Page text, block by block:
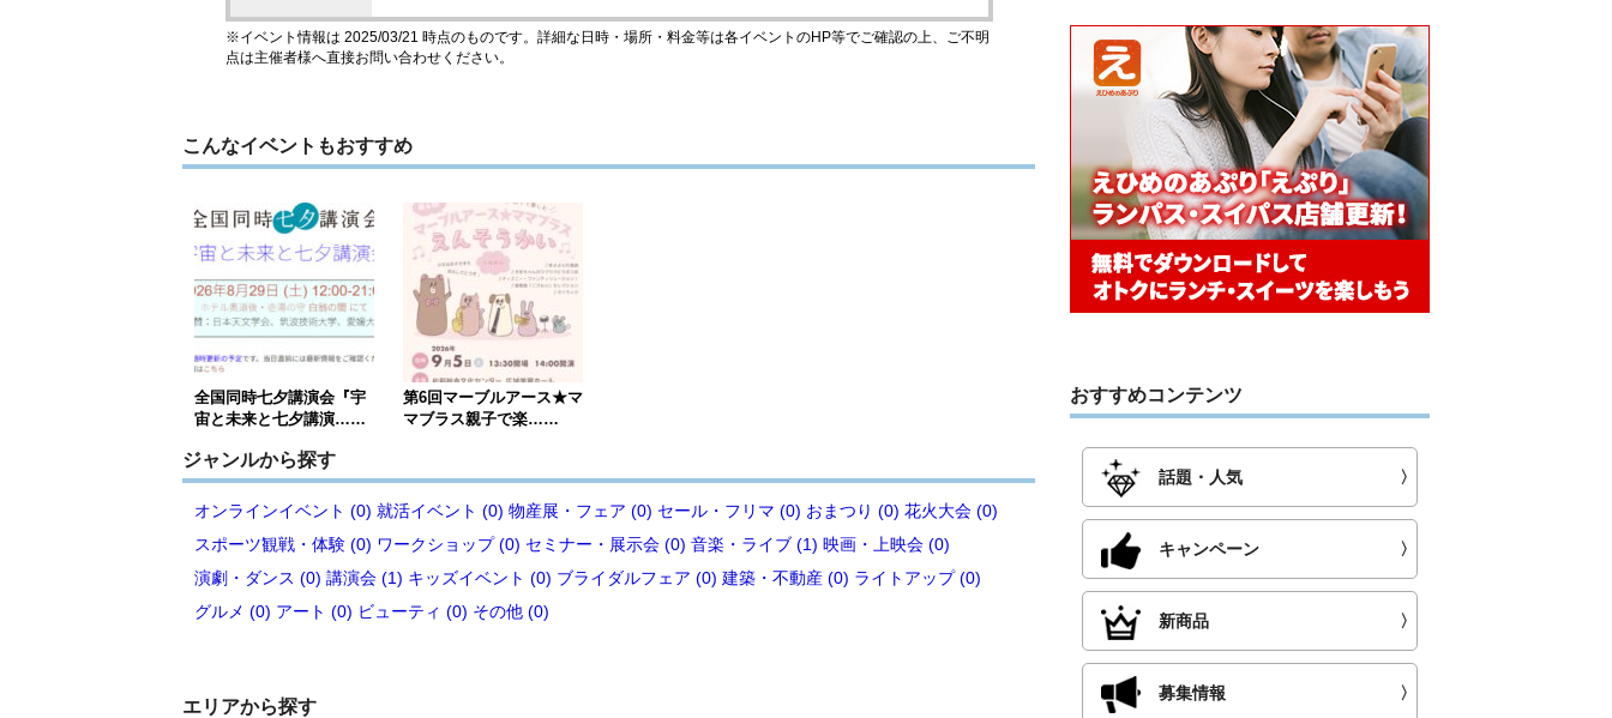
※イベント情報は 2025/03/21 時点のものです。詳細な日時・場所・料金等は各イベントのHP等でご確認の上、ご不明
点は主催者様へ直接お問い合わせください。
こんなイベントもおすすめ
全国同時七夕講演会『宇
宙と未来と七夕講演……
第6回マーブルアース★マ
マブラス親子で楽……
ジャンルから探す
オンラインイベント (0) 就活イベント (0) 物産展・フェア (0) セール・フリマ (0) おまつり (0) 花火大会 (0)
スポーツ観戦・体験 (0) ワークショップ (0) セミナー・展示会 (0) 音楽・ライブ (1) 映画・上映会 (0)
演劇・ダンス (0) 講演会 (1) キッズイベント (0) ブライダルフェア (0) 建築・不動産 (0) ライトアップ (0)
グルメ (0) アート (0) ビューティ (0) その他 (0)
エリアから探す
おすすめコンテンツ
話題・人気 〉
キャンペーン 〉
新商品 〉
募集情報 〉